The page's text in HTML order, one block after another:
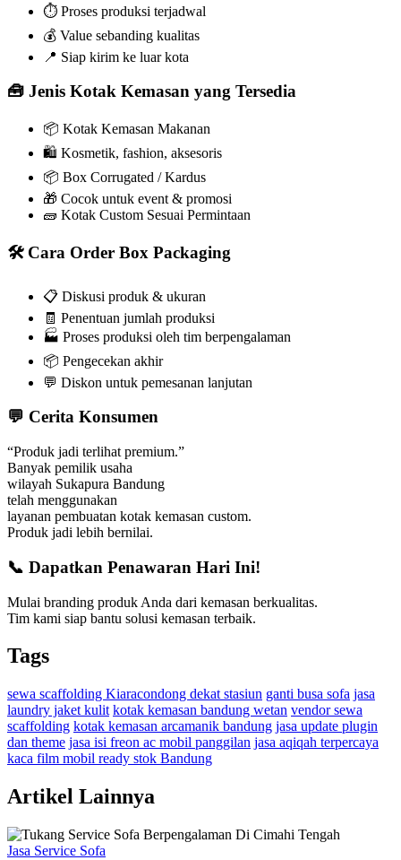
⏱️ Proses produksi terjadwal
💰 Value sebanding kualitas
📍 Siap kirim ke luar kota
🧰 Jenis Kotak Kemasan yang Tersedia
📦 Kotak Kemasan Makanan
🛍️ Kosmetik, fashion, aksesoris
📦 Box Corrugated / Kardus
🎁 Cocok untuk event & promosi
🧱 Kotak Custom Sesuai Permintaan
🛠️ Cara Order Box Packaging
📋 Diskusi produk & ukuran
🧾 Penentuan jumlah produksi
🏭 Proses produksi oleh tim berpengalaman
📦 Pengecekan akhir
💬 Diskon untuk pemesanan lanjutan
💬 Cerita Konsumen
“Produk jadi terlihat premium.”
Banyak pemilik usaha
wilayah Sukapura Bandung
telah menggunakan
layanan pembuatan kotak kemasan custom.
Produk jadi lebih bernilai.
📞 Dapatkan Penawaran Hari Ini!
Mulai branding produk Anda dari kemasan berkualitas.
Tim kami siap bantu solusi kemasan terbaik.
Tags
sewa scaffolding Kiaracondong dekat stasiun ganti busa sofa jasa
laundry jaket kulit kotak kemasan bandung wetan vendor sewa
scaffolding kotak kemasan arcamanik bandung jasa update plugin
dan theme jasa isi freon ac mobil panggilan jasa aqiqah terpercaya
kaca film mobil ready stok Bandung
Artikel Lainnya
Jasa Service Sofa